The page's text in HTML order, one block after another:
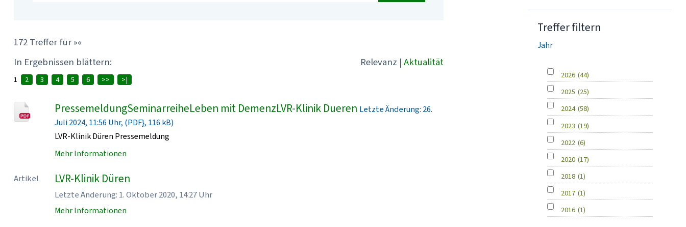
172 Treffer für »«
In Ergebnissen blättern:
Relevanz | Aktualität
1 2 3 4 5 6 >> >|
PressemeldungSeminarreiheLeben mit DemenzLVR-Klinik Dueren Letzte Änderung: 26.
Juli 2024, 11:56 Uhr, (PDF}, 116 kB)
LVR-Klinik Düren Pressemeldung
Mehr Informationen
Artikel LVR-Klinik Düren
Letzte Änderung: 1. Oktober 2020, 14:27 Uhr
Mehr Informationen
Treffer filtern
Jahr
2026 (44)
2025 (25)
2024 (58)
2023 (19)
2022 (6)
2020 (17)
2018 (1)
2017 (1)
2016 (1)